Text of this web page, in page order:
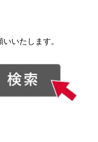
いいたします。